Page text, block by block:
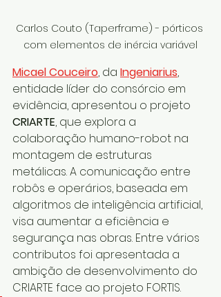
Carlos Couto (Taperframe) - pórticos
com elementos de inércia variável
Micael Couceiro, da Ingeniarius,
entidade líder do consórcio em
evidência, apresentou o projeto
CRIARTE, que explora a
colaboração humano-robot na
montagem de estruturas
metálicas. A comunicação entre
robôs e operários, baseada em
algoritmos de inteligência artificial,
visa aumentar a eficiência e
segurança nas obras. Entre vários
contributos foi apresentada a
ambição de desenvolvimento do
CRIARTE face ao projeto FORTIS.